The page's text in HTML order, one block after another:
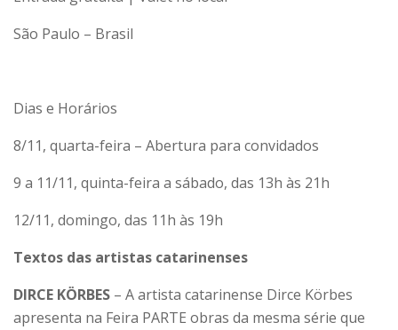
São Paulo – Brasil
Dias e Horários
8/11, quarta-feira – Abertura para convidados
9 a 11/11, quinta-feira a sábado, das 13h às 21h
12/11, domingo, das 11h às 19h
Textos das artistas catarinenses
DIRCE KÖRBES – A artista catarinense Dirce Körbes
apresenta na Feira PARTE obras da mesma série que